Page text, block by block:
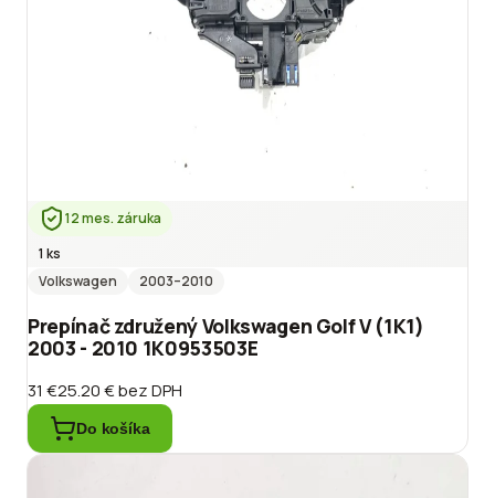
12 mes. záruka
1 ks
Volkswagen
2003–2010
Prepínač združený Volkswagen Golf V (1K1)
2003 - 2010 1K0953503E
31 €25.20 €bez DPH
Do košíka